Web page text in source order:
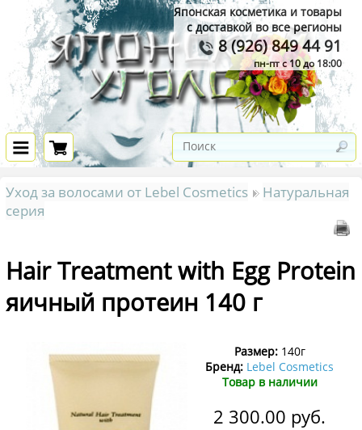
Японская косметика и товары
с доставкой во все регионы
8 (926) 849 44 91
пн-пт с 10 до 18:00
Уход за волосами от Lebel Cosmetics
Натуральная
серия
Hair Treatment with Egg Protein
яичный протеин 140 г
Размер:140г
Бренд: Lebel Cosmetics
Товар в наличии
2 300.00 руб.